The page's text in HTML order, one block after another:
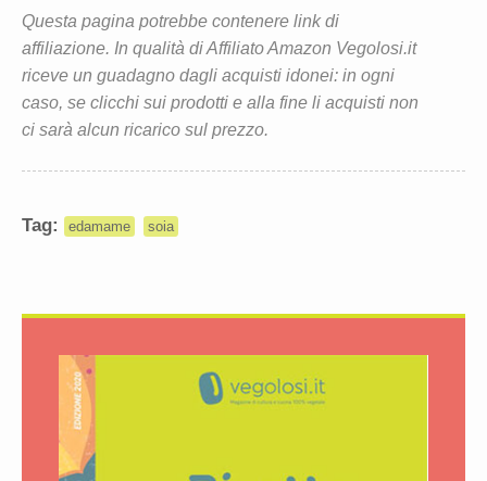
Questa pagina potrebbe contenere link di
affiliazione. In qualità di Affiliato Amazon Vegolosi.it
riceve un guadagno dagli acquisti idonei: in ogni
caso, se clicchi sui prodotti e alla fine li acquisti non
ci sarà alcun ricarico sul prezzo.
Tag: edamame soia